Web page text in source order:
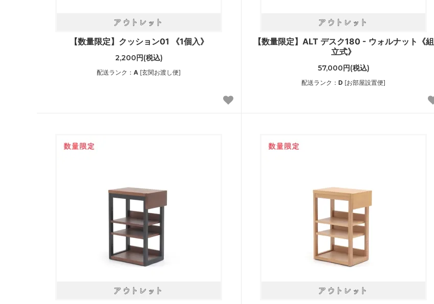
【数量限定】クッション01 《1個入》
2,200円(税込)
配送ランク：A [玄関お渡し便]
【数量限定】ALT デスク180 - ウォルナット《組
立式》
57,000円(税込)
配送ランク：D [お部屋設置便]